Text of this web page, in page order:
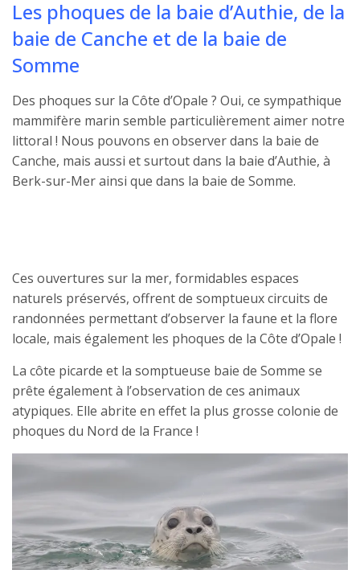
Les phoques de la baie d’Authie, de la
baie de Canche et de la baie de
Somme
Des phoques sur la Côte d’Opale ? Oui, ce sympathique
mammifère marin semble particulièrement aimer notre
littoral ! Nous pouvons en observer dans la baie de
Canche, mais aussi et surtout dans la baie d’Authie, à
Berk-sur-Mer ainsi que dans la baie de Somme.
Ces ouvertures sur la mer, formidables espaces
naturels préservés, offrent de somptueux circuits de
randonnées permettant d’observer la faune et la flore
locale, mais également les phoques de la Côte d’Opale !
La côte picarde et la somptueuse baie de Somme se
prête également à l’observation de ces animaux
atypiques. Elle abrite en effet la plus grosse colonie de
phoques du Nord de la France !